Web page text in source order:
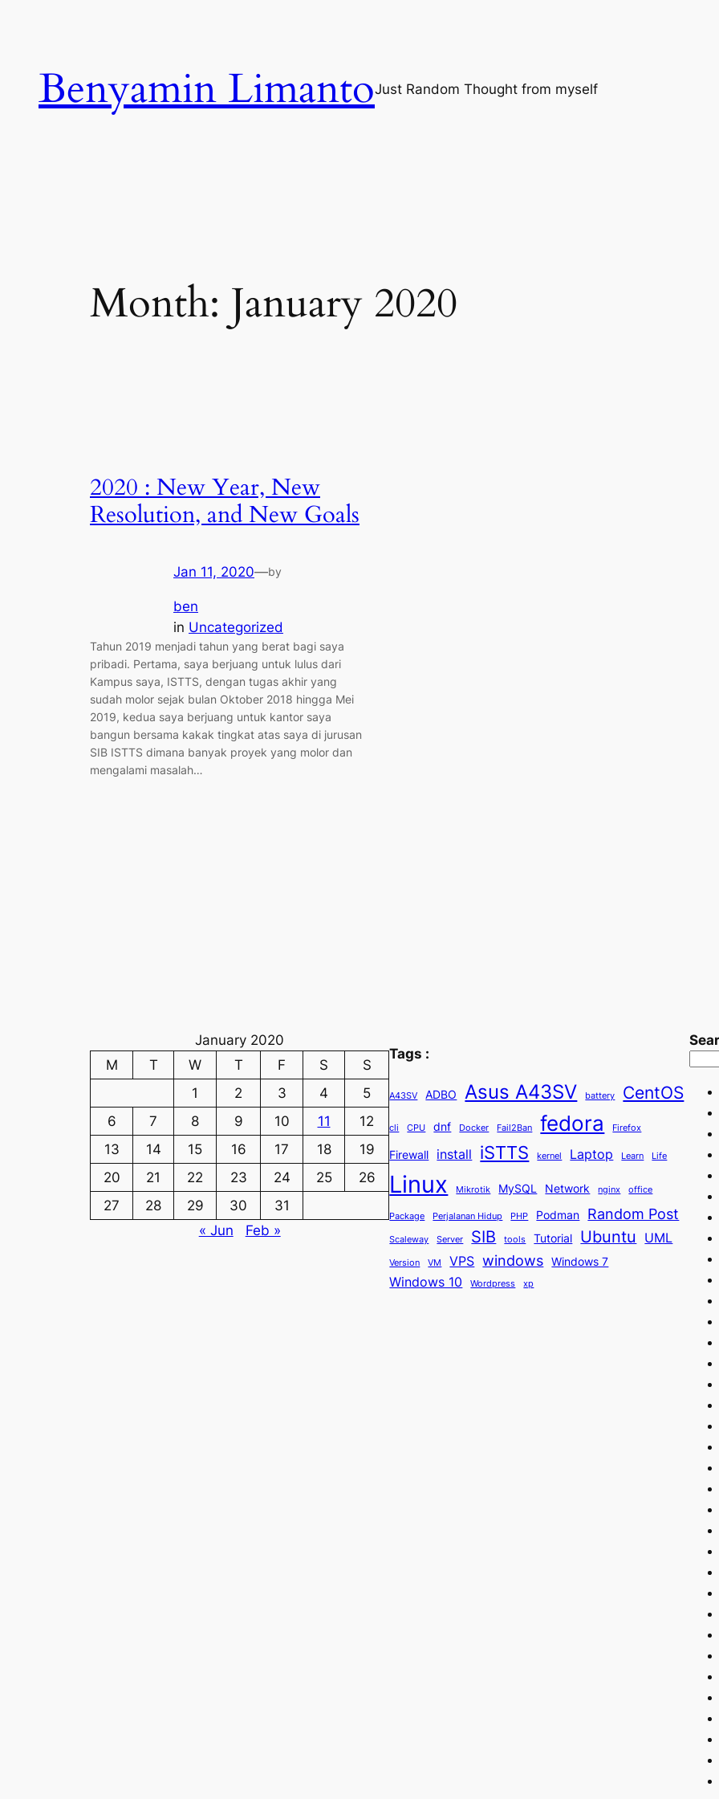
Benyamin LimantoJust Random Thought from myself
Month: January 2020
2020 : New Year, New
Resolution, and New Goals
Jan 11, 2020—by
ben
in Uncategorized
Tahun 2019 menjadi tahun yang berat bagi saya
pribadi. Pertama, saya berjuang untuk lulus dari
Kampus saya, ISTTS, dengan tugas akhir yang
sudah molor sejak bulan Oktober 2018 hingga Mei
2019, kedua saya berjuang untuk kantor saya
bangun bersama kakak tingkat atas saya di jurusan
SIB ISTTS dimana banyak proyek yang molor dan
mengalami masalah…
January 2020
M
T W T F S
S
1
2 3 4
5
6
7 8 9 10 11
12
13
14 15 16 17 18
19
20
21 22 23 24 25
26
27
28 29 30
31
« Jun
Feb »
Tags :
A43SV ADBO Asus A43SV battery CentOS
cli CPU dnf Docker Fail2Ban fedora Firefox
Firewall install iSTTS kernel Laptop Learn Life
Linux Mikrotik MySQL Network nginx office
Package Perjalanan Hidup PHP Podman Random Post
Scaleway Server SIB tools Tutorial Ubuntu UML
Version VM VPS windows Windows 7
Windows 10 Wordpress xp